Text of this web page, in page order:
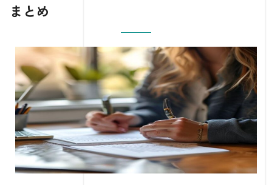
まとめ